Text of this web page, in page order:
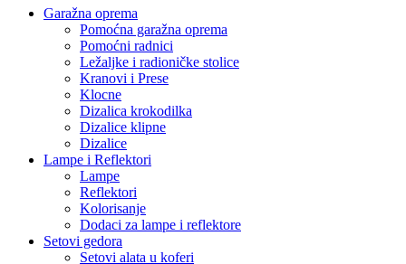
Garažna oprema
Pomoćna garažna oprema
Pomoćni radnici
Ležaljke i radioničke stolice
Kranovi i Prese
Klocne
Dizalica krokodilka
Dizalice klipne
Dizalice
Lampe i Reflektori
Lampe
Reflektori
Kolorisanje
Dodaci za lampe i reflektore
Setovi gedora
Setovi alata u koferi